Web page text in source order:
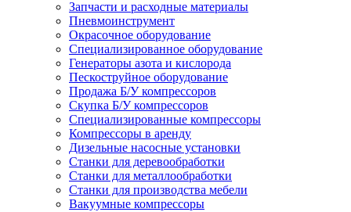
Запчасти и расходные материалы
Пневмоинструмент
Окрасочное оборудование
Специализированное оборудование
Генераторы азота и кислорода
Пескоструйное оборудование
Продажа Б/У компрессоров
Скупка Б/У компрессоров
Специализированные компрессоры
Компрессоры в аренду
Дизельные насосные установки
Станки для деревообработки
Станки для металлообработки
Станки для производства мебели
Вакуумные компрессоры